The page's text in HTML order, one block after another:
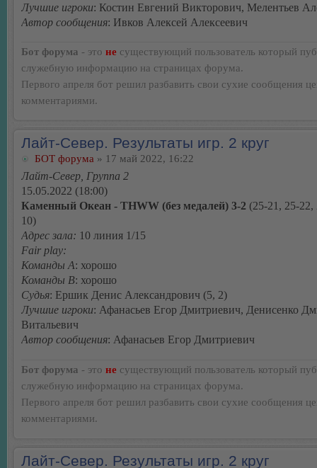
Лучшие игроки: Костин Евгений Викторович, Мелентьев
Автор сообщения: Ивков Алексей Алексеевич
Бот форума - это не существующий пользователь который
служебную информацию на страницах форума.
Первого апреля бот решил разбавить свои сухие сообщения
комментариями.
Лайт-Север. Результаты игр. 2 круг
БОТ форума » 17 май 2022, 16:22
Лайт-Север, Группа 2
15.05.2022 (18:00)
Каменный Океан - THWW (без медалей) 3-2 (25-21, 25-
10)
Адрес зала: 10 линия 1/15
Fair play:
Команды А: хорошо
Команды В: хорошо
Судья: Ершик Денис Александрович (5, 2)
Лучшие игроки: Афанасьев Егор Дмитриевич, Денисенко
Витальевич
Автор сообщения: Афанасьев Егор Дмитриевич
Бот форума - это не существующий пользователь который
служебную информацию на страницах форума.
Первого апреля бот решил разбавить свои сухие сообщения
комментариями.
Лайт-Север. Результаты игр. 2 круг